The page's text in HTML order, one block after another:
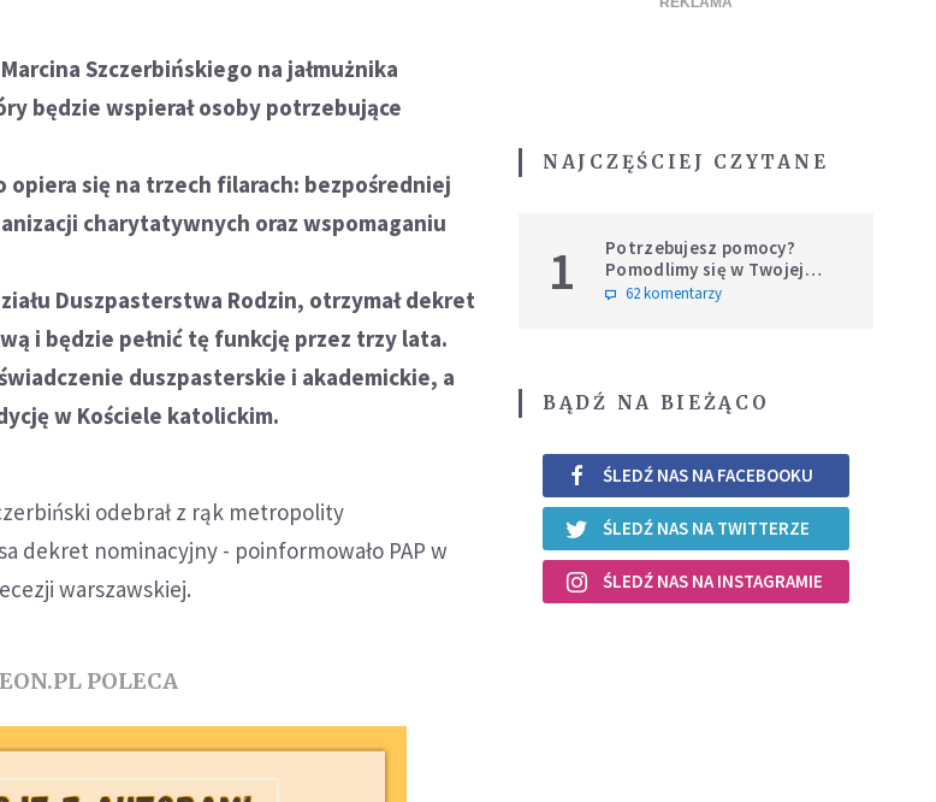
Szczerbińskiego na jałmużnika
będzie wspierał osoby potrzebujące
opiera się na trzech filarach: bezpośredniej
charytatywnych oraz wspomaganiu
Duszpasterstwa Rodzin, otrzymał dekret
i będzie pełnić tę funkcję przez trzy lata.
duszpasterskie i akademickie, a
w Kościele katolickim.
odebrał z rąk metropolity
dekret nominacyjny - poinformowało PAP w
warszawskiej.
POLECA
NAJCZĘŚCIEJ CZYTANE
1
Potrzebujesz pomocy?
Pomodlimy się w Twojej
intencji
62 komentarzy
BĄDŹ NA BIEŻĄCO
ŚLEDŹ NAS NA FACEBOOKU
ŚLEDŹ NAS NA TWITTERZE
ŚLEDŹ NAS NA INSTAGRAMIE